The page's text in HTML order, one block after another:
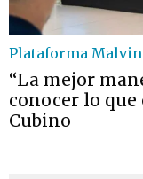
Plataforma
“La mejor
conocer lo que
Cubino